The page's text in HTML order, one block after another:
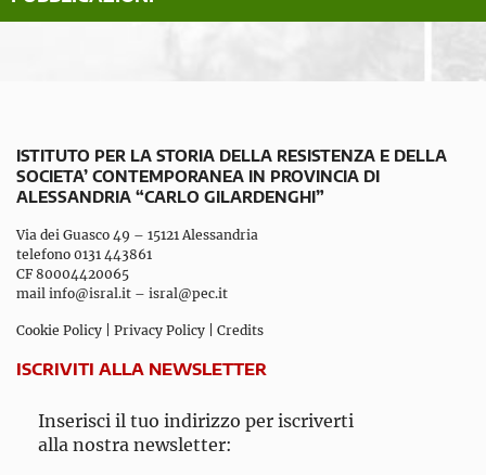
ISTITUTO PER LA STORIA DELLA RESISTENZA E DELLA
SOCIETA’ CONTEMPORANEA IN PROVINCIA DI
ALESSANDRIA “CARLO GILARDENGHI”
Via dei Guasco 49 – 15121 Alessandria
telefono 0131 443861
CF 80004420065
mail info@isral.it – isral@pec.it
Cookie Policy Privacy Policy Credits
ISCRIVITI ALLA NEWSLETTER
Inserisci il tuo indirizzo per iscriverti
alla nostra newsletter: